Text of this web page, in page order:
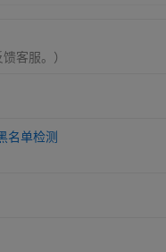
客服。）
名单检测